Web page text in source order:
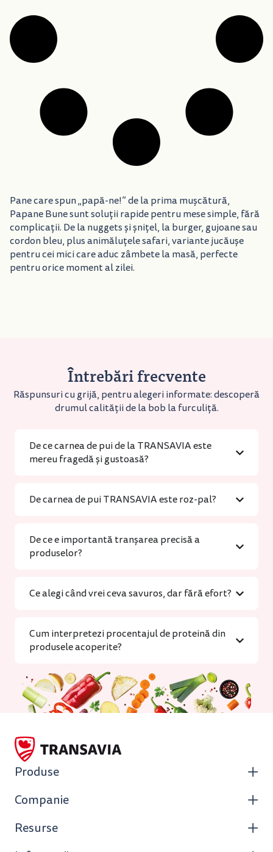
Pane care spun „papă-ne!” de la prima mușcătură,
Papane Bune sunt soluții rapide pentru mese simple, fără
complicații. De la nuggets și șnițel, la burger, gujoane sau
cordon bleu, plus animăluțele safari, variante jucăușe
pentru cei mici care aduc zâmbete la masă, perfecte
pentru orice moment al zilei.
Întrebări frecvente
Răspunsuri cu grijă, pentru alegeri informate: descoperă
drumul calității de la bob la furculiță.
De ce carnea de pui de la TRANSAVIA este
mereu fragedă și gustoasă?
De carnea de pui TRANSAVIA este roz-pal?
De ce e importantă tranșarea precisă a
produselor?
Ce alegi când vrei ceva savuros, dar fără efort?
Cum interpretezi procentajul de proteină din
produsele acoperite?
Produse
Companie
Resurse